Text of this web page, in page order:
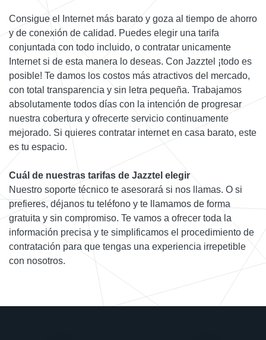
Consigue el Internet más barato y goza al tiempo de ahorro
y de conexión de calidad. Puedes elegir una tarifa
conjuntada con todo incluido, o contratar unicamente
Internet si de esta manera lo deseas. Con Jazztel ¡todo es
posible! Te damos los costos más atractivos del mercado,
con total transparencia y sin letra pequeña. Trabajamos
absolutamente todos días con la intención de progresar
nuestra cobertura y ofrecerte servicio continuamente
mejorado. Si quieres contratar internet en casa barato, este
es tu espacio.
Cuál de nuestras tarifas de Jazztel elegir
Nuestro soporte técnico te asesorará si nos llamas. O si
prefieres, déjanos tu teléfono y te llamamos de forma
gratuita y sin compromiso. Te vamos a ofrecer toda la
información precisa y te simplificamos el procedimiento de
contratación para que tengas una experiencia irrepetible
con nosotros.